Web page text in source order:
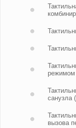
режимом
санузла
вызова